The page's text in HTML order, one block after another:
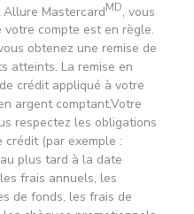
MastercardMD, vous
compte est en règle.
obtenez une remise de
atteints. La remise en
crédit appliqué à votre
argent comptant.Votre
respectez les obligations
(par exemple :
plus tard à la date
frais annuels, les
de fonds, les frais de